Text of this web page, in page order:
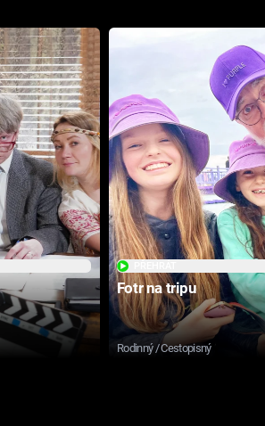
Fotr na tripu
Rodinný / Cestopisný